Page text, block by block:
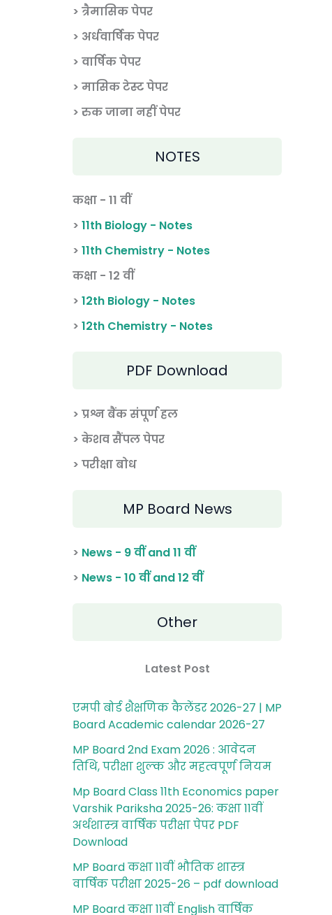
> त्रैमासिक पेपर
> अर्धवार्षिक पेपर
> वार्षिक पेपर
> मासिक टेस्ट पेपर
> रुक जाना नहीं पेपर
NOTES
कक्षा - 11 वीं
> 11th Biology - Notes
> 11th Chemistry - Notes
कक्षा - 12 वीं
> 12th Biology - Notes
> 12th Chemistry - Notes
PDF Download
> प्रश्न बैंक संपूर्ण हल
> केशव सैंपल पेपर
> परीक्षा बोध
MP Board News
> News - 9 वीं and 11 वीं
> News - 10 वीं and 12 वीं
Other
Latest Post
एमपी बोर्ड शैक्षणिक कैलेंडर 2026-27 | MP
Board Academic calendar 2026-27
MP Board 2nd Exam 2026 : आवेदन
तिथि, परीक्षा शुल्‍क और महत्‍वपूर्ण नियम
Mp Board Class 11th Economics paper
Varshik Pariksha 2025-26: कक्षा 11वीं
अर्थशास्‍त्र वार्षिक परीक्षा पेपर PDF
Download
MP Board कक्षा 11वीं भौतिक शास्‍त्र
वार्षिक परीक्षा 2025-26 – pdf download
MP Board कक्षा 11वीं English वार्षिक